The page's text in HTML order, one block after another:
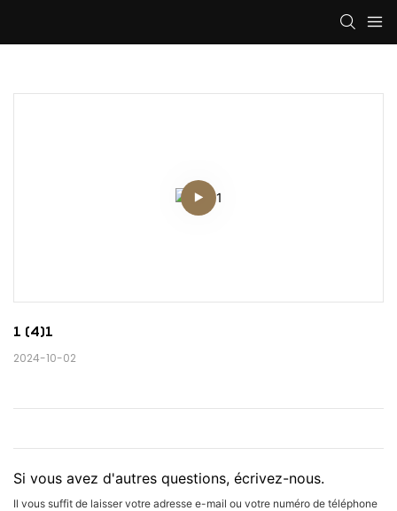
1 (4)1
2024-10-02
Si vous avez d'autres questions, écrivez-nous.
Il vous suffit de laisser votre adresse e-mail ou votre numéro de téléphone